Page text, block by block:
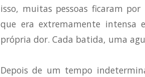
isso, muitas pessoas ficaram
que era extremamente intensa
própria dor. Cada batida, uma
Depois de um tempo